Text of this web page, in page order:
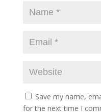
Save my name,
for the next time I